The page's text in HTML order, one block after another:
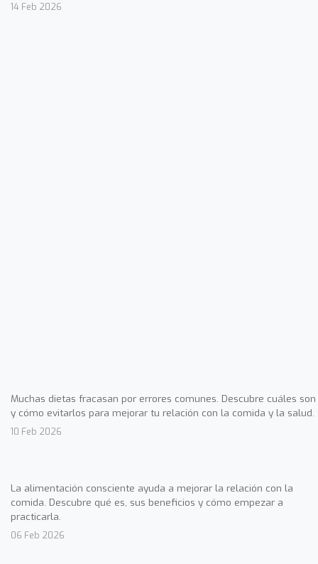
14 Feb 2026
Muchas dietas fracasan por errores comunes. Descubre cuáles son
y cómo evitarlos para mejorar tu relación con la comida y la salud.
10 Feb 2026
La alimentación consciente ayuda a mejorar la relación con la
comida. Descubre qué es, sus beneficios y cómo empezar a
practicarla.
06 Feb 2026